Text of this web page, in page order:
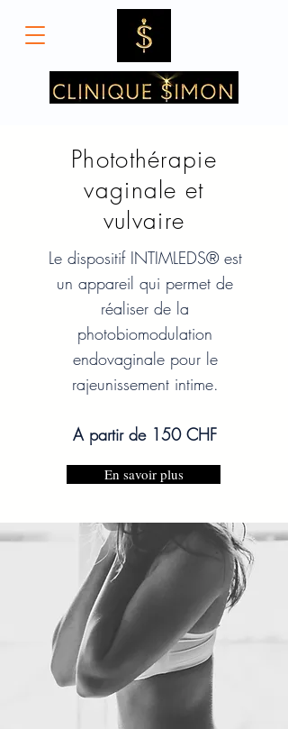
Photothérapie
vaginale et
vulvaire
Le dispositif INTIMLEDS® est
un appareil qui permet de
réaliser de la
photobiomodulation
endovaginale pour le
rajeunissement intime.
A partir de 150 CHF
En savoir plus